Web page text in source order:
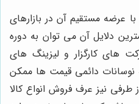
عرضه مستقیم آن در بازارهای
دلایل آن می توان به دوره
های کارگزار و لیزینگ های
نوسانات دائمی قیمت ها ممکن
طرفی نیز عرف فروش انواع کالا